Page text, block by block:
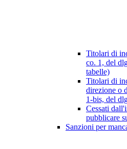
Titolari di
co. 1, del
tabelle)
Titolari di
direzione o
1-bis, del
Cessati
pubblicare
Sanzioni per